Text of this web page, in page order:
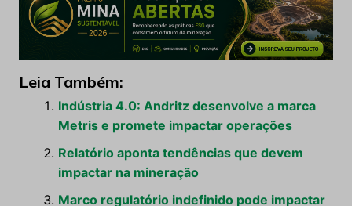
Leia Também:
Indústria 4.0: Andritz desenvolve a marca
Metris e promete impactar operações
Relatório aponta tendências que devem
impactar na mineração
Marco regulatório indefinido pode impactar